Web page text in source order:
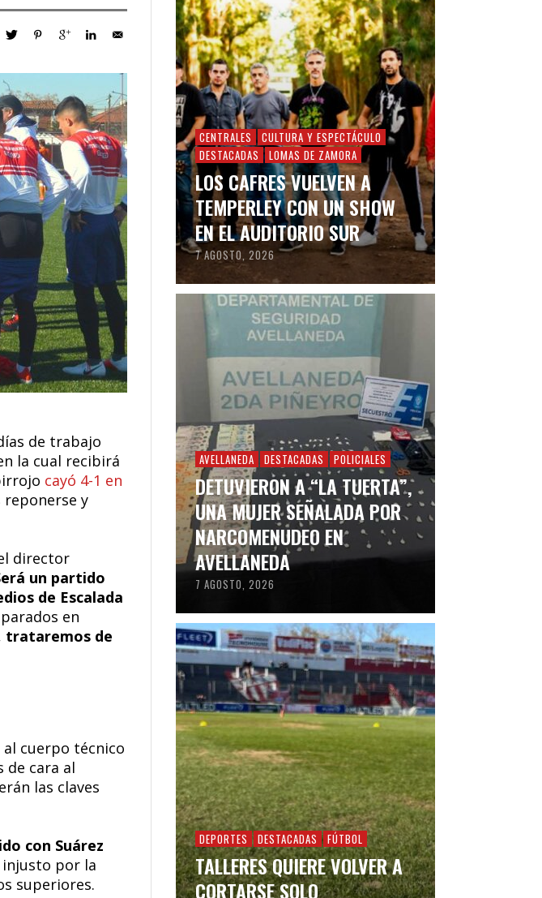
de trabajo
la cual recibirá
cayó 4-1 en
y
director
un partido
de Escalada
en
trataremos de
al cuerpo técnico
de cara al
las claves
con Suárez
injusto por la
superiores.
CENTRALES
CULTURA Y ESPECTÁCULO
DESTACADAS
LOMAS DE ZAMORA
LOS CAFRES VUELVEN A
TEMPERLEY CON UN SHOW
EN EL AUDITORIO SUR
7 AGOSTO, 2026
AVELLANEDA DESTACADAS POLICIALES
DETUVIERON A “LA TUERTA”,
UNA MUJER SEÑALADA POR
NARCOMENUDEO EN
AVELLANEDA
7 AGOSTO, 2026
DEPORTES DESTACADAS FÚTBOL
TALLERES QUIERE VOLVER A
CORTARSE SOLO